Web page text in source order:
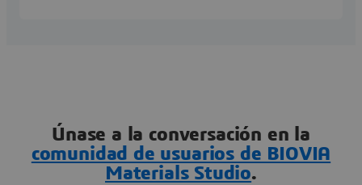
Únase a la conversación en la
comunidad de usuarios de BIOVIA
Materials Studio.